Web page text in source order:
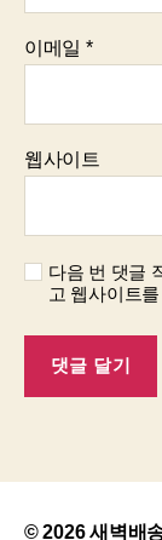
이메일 *
웹사이트
다음 번 댓글
고 웹사이트
© 2026새벽배